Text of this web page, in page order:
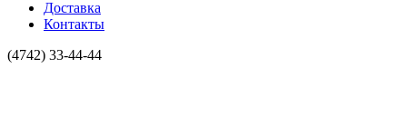
Доставка
Контакты
(4742) 33-44-44